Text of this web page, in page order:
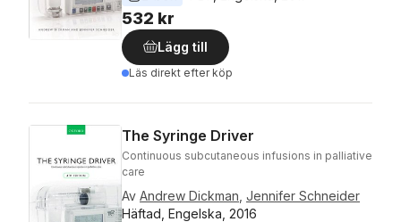
532 kr
Lägg till
Läs direkt efter köp
The Syringe Driver
Continuous subcutaneous infusions in palliative
care
Av Andrew Dickman Jennifer Schneider
Häftad, Engelska, 2016